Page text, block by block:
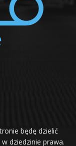
będę dzielić
dziedzinie prawa.